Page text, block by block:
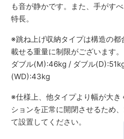
も音が静かです。また、手がす
特長。
※跳ね上げ収納タイプは構造の
載せる重量に制限がございます
ダブル(M):46kg / ダブル
(WD):43kg
※仕様上、他タイプより幅が大
ションを正常に開閉させるため
て設置してください。